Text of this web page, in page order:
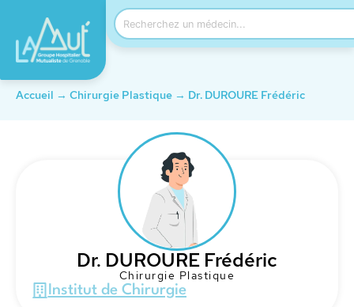
Accueil → Chirurgie Plastique → Dr. DUROURE Frédéric
Dr. DUROURE Frédéric
Chirurgie Plastique
Institut de Chirurgie